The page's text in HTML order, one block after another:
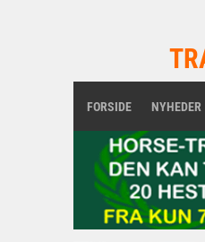
FORSIDE NYHEDER